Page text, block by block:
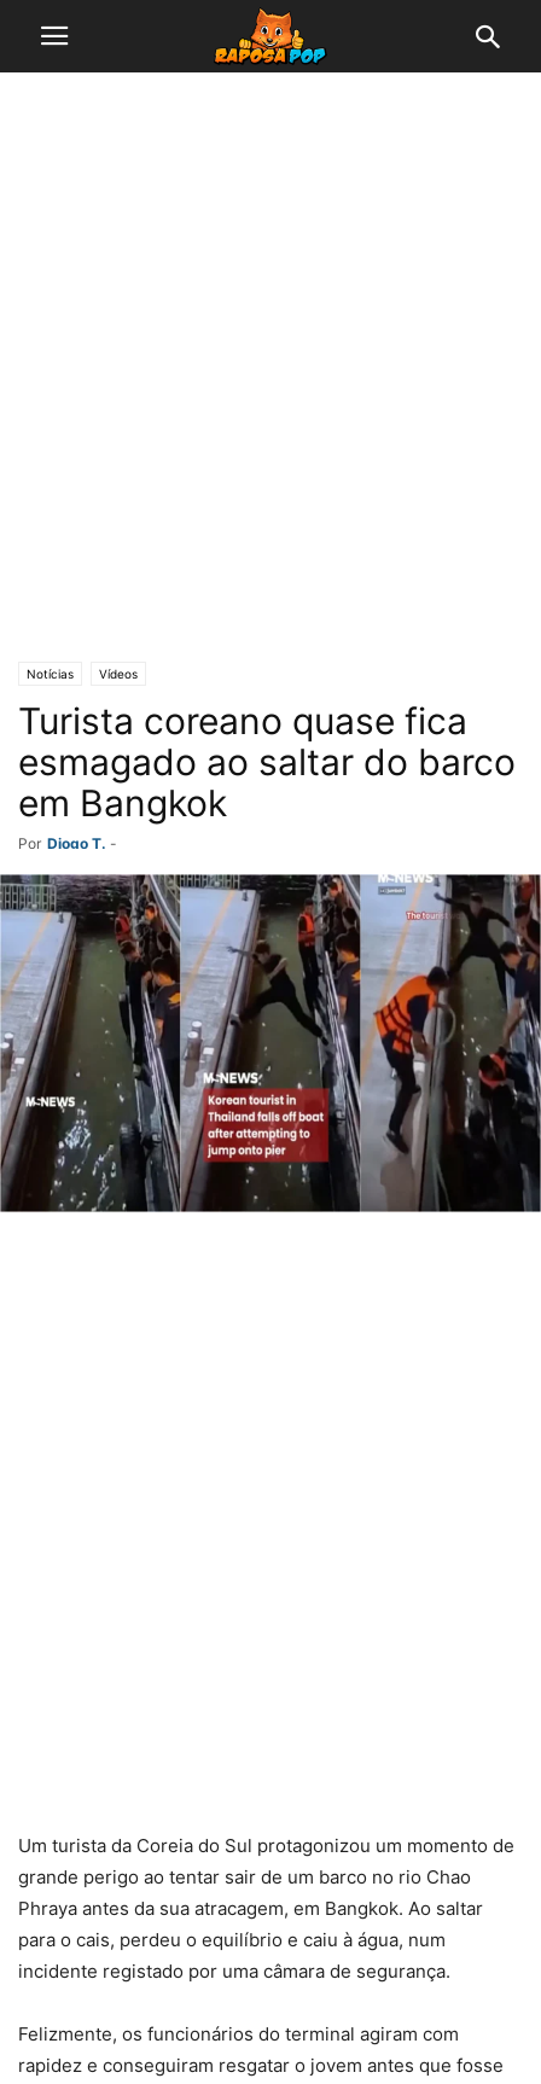
Notícias Vídeos
Turista coreano quase fica
esmagado ao saltar do barco
em Bangkok
Por Diogo T. -
Um turista da Coreia do Sul protagonizou um momento de
grande perigo ao tentar sair de um barco no rio Chao
Phraya antes da sua atracagem, em Bangkok. Ao saltar
para o cais, perdeu o equilíbrio e caiu à água, num
incidente registado por uma câmara de segurança.
Felizmente, os funcionários do terminal agiram com
rapidez e conseguiram resgatar o jovem antes que fosse